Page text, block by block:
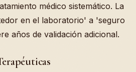
médico sistemático. La
en el laboratorio' a 'seguro
años de validación adicional.